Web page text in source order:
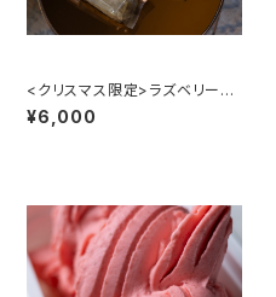
<クリスマス限定>ラズベリーと
バニラのアイスケーキ＆シュトー
レン
¥6,000